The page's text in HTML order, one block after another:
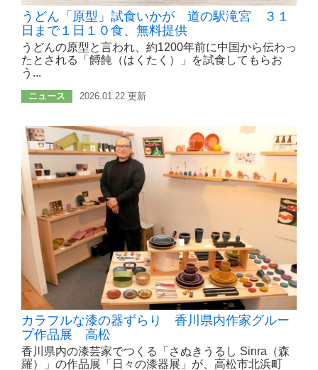
うどん「原型」試食いかが 道の駅滝宮 ３１
日まで１日１０食、無料提供
うどんの原型と言われ、約1200年前に中国から伝わっ
たとされる「餺飩（はくたく）」を試食してもらお
う...
ニュース 2026.01.22 更新
カラフルな漆の器ずらり 香川県内作家グルー
プ作品展 高松
香川県内の漆芸家でつくる「さぬきうるし Sinra（森
羅）」の作品展「日々の漆器展」が、高松市北浜町